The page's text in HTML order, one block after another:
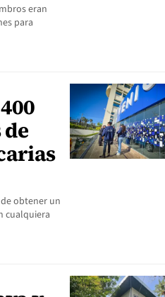
eran
para
obtener un
cualquiera